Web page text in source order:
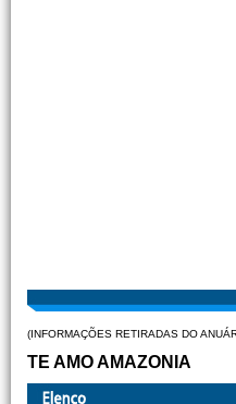
(INFORMAÇÕES RETIRADAS DO
TE AMO AMAZONIA